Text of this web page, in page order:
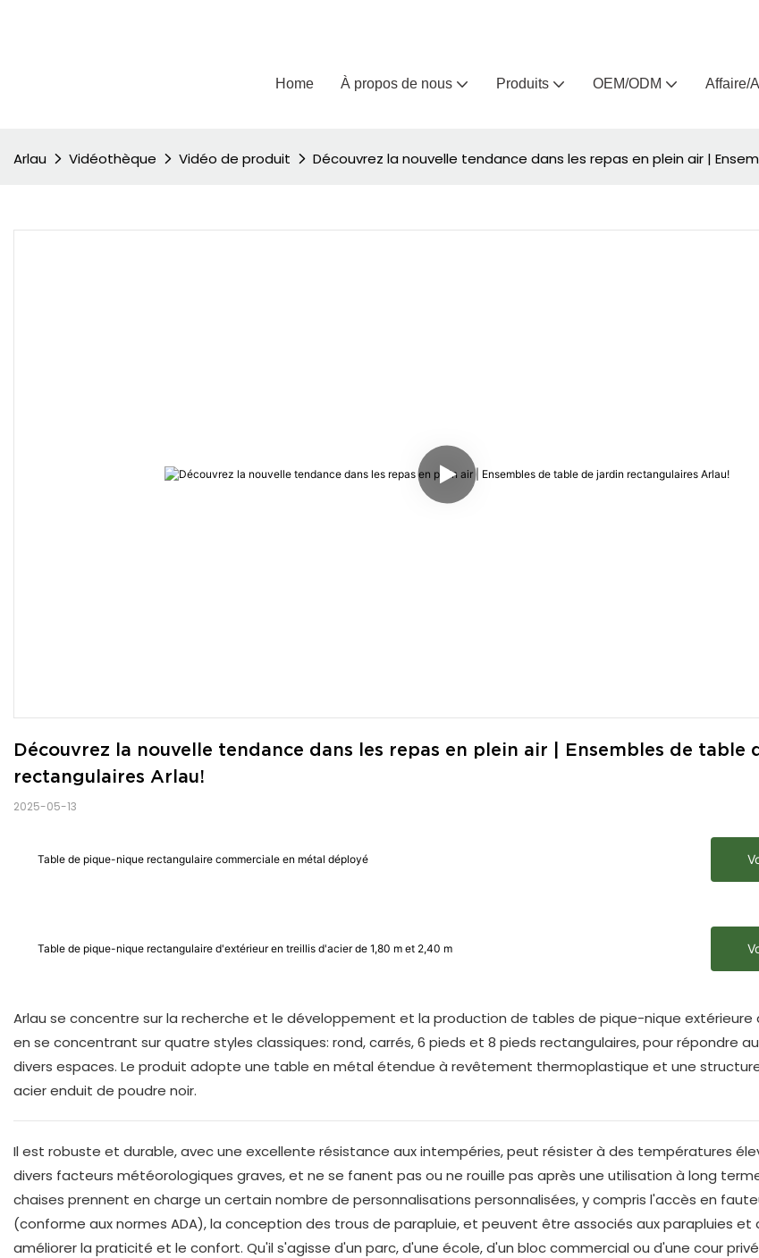
Home À propos de nous Produits OEM/ODM Affaire/
Arlau Vidéothèque Vidéo de produit Découvrez la nouvelle tendance dans les repas en plein air |
Découvrez la nouvelle tendance dans les repas en plein air | Ensembles de table
rectangulaires Arlau!
2025-05-13
Table de pique-nique rectangulaire commerciale en métal déployé
Table de pique-nique rectangulaire d'extérieur en treillis d'acier de 1,80 m et 2,40 m
Arlau se concentre sur la recherche et le développement et la production de tables de pique-nique extérieure
en se concentrant sur quatre styles classiques: rond, carrés, 6 pieds et 8 pieds rectangulaires, pour répondre
divers espaces. Le produit adopte une table en métal étendue à revêtement thermoplastique et une
acier enduit de poudre noir.
Il est robuste et durable, avec une excellente résistance aux intempéries, peut résister à des températures
divers facteurs météorologiques graves, et ne se fanent pas ou ne rouille pas après une utilisation à long
chaises prennent en charge un certain nombre de personnalisations personnalisées, y compris l'accès en
(conforme aux normes ADA), la conception des trous de parapluie, et peuvent être associés aux parapluies et
améliorer la praticité et le confort. Qu'il s'agisse d'un parc, d'une école, d'un bloc commercial ou d'une cour